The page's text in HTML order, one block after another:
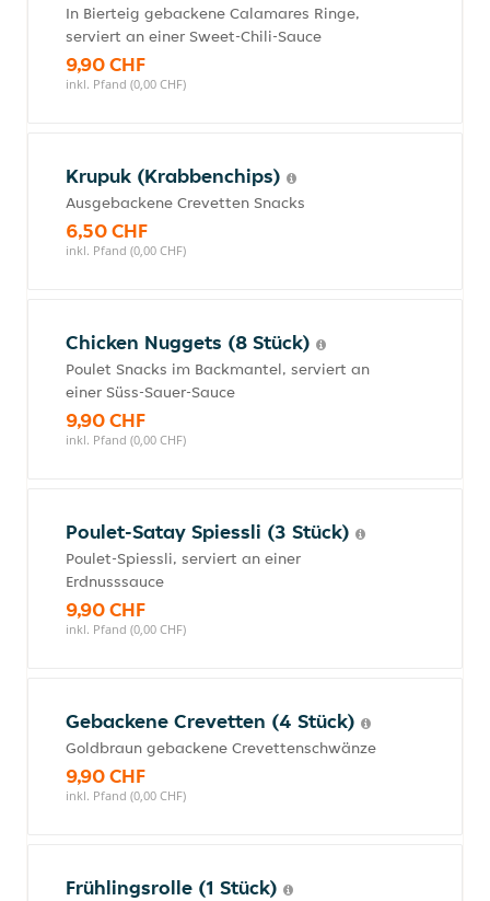
In Bierteig gebackene Calamares Ringe,
serviert an einer Sweet-Chili-Sauce
9,90 CHF
inkl. Pfand (0,00 CHF)
Krupuk (Krabbenchips)
Ausgebackene Crevetten Snacks
6,50 CHF
inkl. Pfand (0,00 CHF)
Chicken Nuggets (8 Stück)
Poulet Snacks im Backmantel, serviert an
einer Süss-Sauer-Sauce
9,90 CHF
inkl. Pfand (0,00 CHF)
Poulet-Satay Spiessli (3 Stück)
Poulet-Spiessli, serviert an einer
Erdnusssauce
9,90 CHF
inkl. Pfand (0,00 CHF)
Gebackene Crevetten (4 Stück)
Goldbraun gebackene Crevettenschwänze
9,90 CHF
inkl. Pfand (0,00 CHF)
Frühlingsrolle (1 Stück)